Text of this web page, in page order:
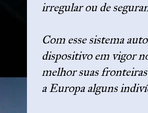
irregular ou de
Com esse sistema
dispositivo em vigor
melhor suas fronteiras
a Europa alguns